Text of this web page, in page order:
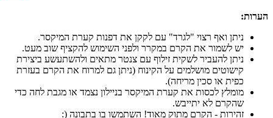
הערות:
ניתן ואף רצוי "לגרד" עם לקקן את דפנות קערת המיקסר.
יש לשמור את הקרם במקרר ולפני השימוש להקציף שוב מעט.
ניתן להעביר לשקית זילוף עם צנטר מתאים ולהשתעשע ביצירת
קישוטים מושלמים על הקינוח (ניתן גם למרוח את הקרם בעזרת
כפית או סכין מריחה).
מומלץ לכסות את קערת המיקסר בניילון נצמד או מגבת לחה כדי
שהקרם לא יתייבש.
זהירות - הקרם מתוק מאוד! השתמשו בו בתבונה (: